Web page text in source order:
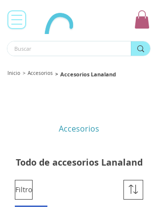
Inicio > Accesorios > Accesorios Lanaland
Accesorios
Todo de accesorios Lanaland
Filtro